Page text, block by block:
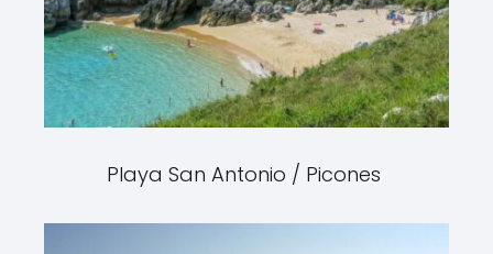
Playa San Antonio / Picones